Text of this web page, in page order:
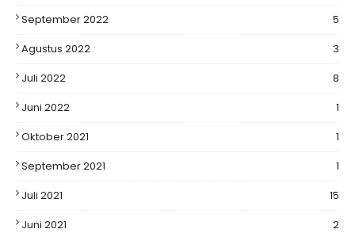
September 2022
5
Agustus 2022
3
Juli 2022
8
Juni 2022
1
Oktober 2021
1
September 2021
1
Juli 2021
15
Juni 2021
2